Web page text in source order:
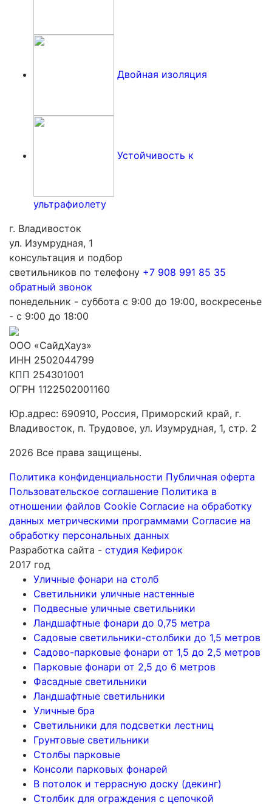
Двойная изоляция
Устойчивость к
ультрафиолету
г. Владивосток
ул. Изумрудная, 1
консультация и подбор
светильников по телефону +7 908 991 85 35
обратный звонок
понедельник - суббота с 9:00 до 19:00, воскресенье
- с 9:00 до 18:00
ООО «СайдХауз»
ИНН 2502044799
КПП 254301001
ОГРН 1122502001160
Юр.адрес: 690910, Россия, Приморский край, г.
Владивосток, п. Трудовое, ул. Изумрудная, 1, стр. 2
2026 Все права защищены.
Политика конфиденциальности Публичная оферта
Пользовательское соглашение Политика в
отношении файлов Cookie Согласие на обработку
данных метрическими программами Согласие на
обработку персональных данных
Разработка сайта - студия Кефирок
2017 год
Уличные фонари на столб
Светильники уличные настенные
Подвесные уличные светильники
Ландшафтные фонари до 0,75 метра
Садовые светильники-столбики до 1,5 метров
Садово-парковые фонари от 1,5 до 2,5 метров
Парковые фонари от 2,5 до 6 метров
Фасадные светильники
Ландшафтные светильники
Уличные бра
Светильники для подсветки лестниц
Грунтовые светильники
Столбы парковые
Консоли парковых фонарей
В потолок и террасную доску (декинг)
Столбик для ограждения с цепочкой